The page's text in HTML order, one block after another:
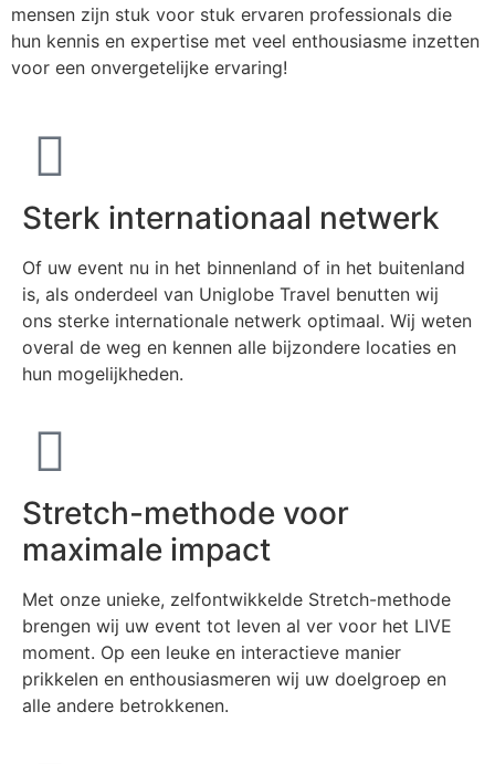
mensen zijn stuk voor stuk ervaren professionals die
hun kennis en expertise met veel enthousiasme inzetten
voor een onvergetelijke ervaring!
Sterk internationaal netwerk
Of uw event nu in het binnenland of in het buitenland
is, als onderdeel van Uniglobe Travel benutten wij
ons sterke internationale netwerk optimaal. Wij weten
overal de weg en kennen alle bijzondere locaties en
hun mogelijkheden.
Stretch-methode voor
maximale impact
Met onze unieke, zelfontwikkelde Stretch-methode
brengen wij uw event tot leven al ver voor het LIVE
moment. Op een leuke en interactieve manier
prikkelen en enthousiasmeren wij uw doelgroep en
alle andere betrokkenen.